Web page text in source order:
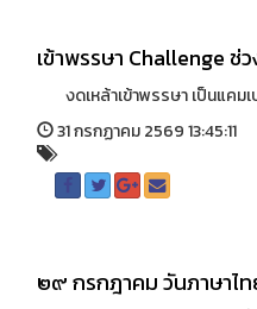
เข้าพรรษา Challenge ช่
งดเหล้าเข้าพรรษา เป็นแคม
31 กรกฏาคม 2569 13:45:11
๒๙ กรกฎาคม วันภาษาไ